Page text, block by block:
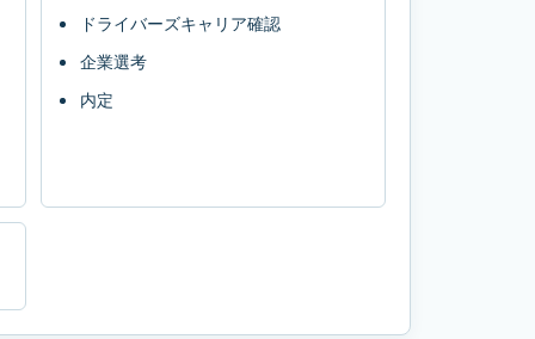
ドライバーズキャリア確認
企業選考
内定